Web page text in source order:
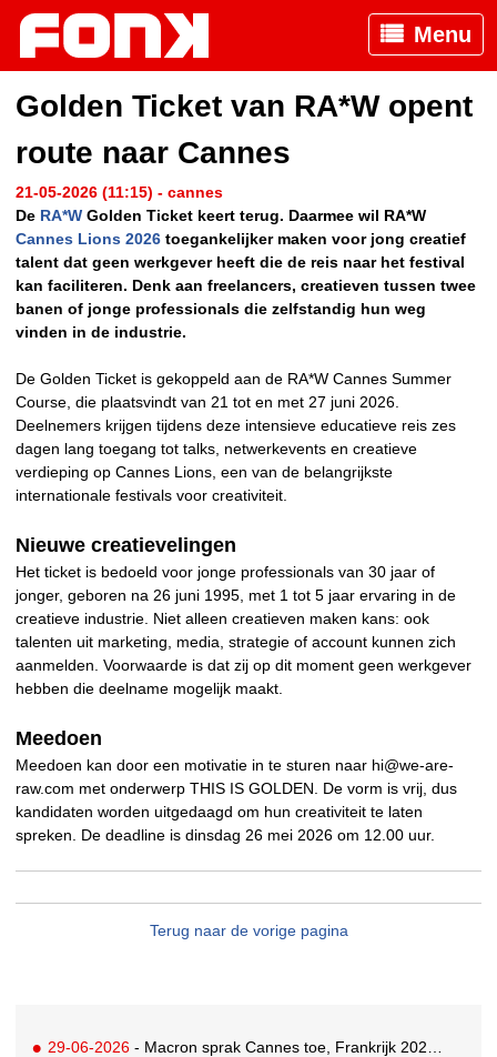
Menu
Golden Ticket van RA*W opent
route naar Cannes
21-05-2026 (11:15) - cannes
De RA*W Golden Ticket keert terug. Daarmee wil RA*W
Cannes Lions 2026 toegankelijker maken voor jong creatief
talent dat geen werkgever heeft die de reis naar het festival
kan faciliteren. Denk aan freelancers, creatieven tussen twee
banen of jonge professionals die zelfstandig hun weg
vinden in de industrie.
De Golden Ticket is gekoppeld aan de RA*W Cannes Summer
Course, die plaatsvindt van 21 tot en met 27 juni 2026.
Deelnemers krijgen tijdens deze intensieve educatieve reis zes
dagen lang toegang tot talks, netwerkevents en creatieve
verdieping op Cannes Lions, een van de belangrijkste
internationale festivals voor creativiteit.
Nieuwe creatievelingen
Het ticket is bedoeld voor jonge professionals van 30 jaar of
jonger, geboren na 26 juni 1995, met 1 tot 5 jaar ervaring in de
creatieve industrie. Niet alleen creatieven maken kans: ook
talenten uit marketing, media, strategie of account kunnen zich
aanmelden. Voorwaarde is dat zij op dit moment geen werkgever
hebben die deelname mogelijk maakt.
Meedoen
Meedoen kan door een motivatie in te sturen naar hi@we-are-
raw.com met onderwerp THIS IS GOLDEN. De vorm is vrij, dus
kandidaten worden uitgedaagd om hun creativiteit te laten
spreken. De deadline is dinsdag 26 mei 2026 om 12.00 uur.
Terug naar de vorige pagina
29-06-2026 - Macron sprak Cannes toe, Frankrijk 2026 Creative Country of the Year